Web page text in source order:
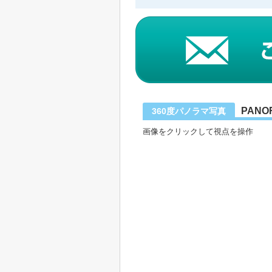
360度パノラマ写真
画像をクリックして視点を操作